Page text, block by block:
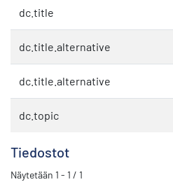
dc.title
dc.title.alternative
dc.title.alternative
dc.topic
Tiedostot
Näytetään 1 - 1 / 1